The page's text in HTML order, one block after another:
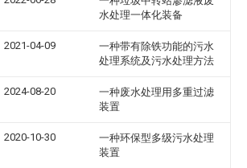
水处理一体化装备
2021-04-09
一种带有除铁功能的污水
处理系统及污水处理方法
2024-08-20
一种废水处理用多重过滤
装置
2020-10-30
一种环保型多级污水处理
装置